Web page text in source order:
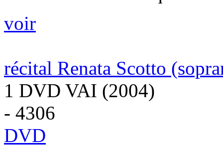
voir
récital Renata Scotto
1 DVD VAI (2004)
- 4306
DVD